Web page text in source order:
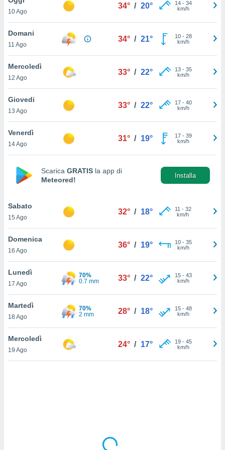
è
al sito
di
ci
di
il
un
la
nella
cookie
il tuo
in
a piè
del
10 Ago
34° / 20° 14- 34
km/h
Domani
11 Ago
34° / 21° 10- 28
km/h
Mercoledì
12 Ago
33° / 22° 13- 35
km/h
Giovedi
13 Ago
33° / 22° 17- 40
km/h
Venerdì
14 Ago
31° / 19° 17- 39
km/h
Scarica GRATIS la app di
Meteored!
Installa
Sabato
15 Ago
32° / 18° 11 - 32
km/h
Domenica
16 Ago
36° / 19° 10- 35
km/h
Lunedì
17 Ago
70%
0.7 mm
33° / 22° 15- 43
km/h
Martedì
18 Ago
70%
2 mm
28° / 18° 15- 48
km/h
Mercoledì
19 Ago
24° / 17° 19- 45
km/h